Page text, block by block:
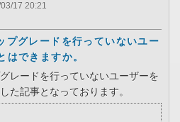
17 20:21
グレードを行っていないユー
はできますか。
レードを行っていないユーザーを
た記事となっております。